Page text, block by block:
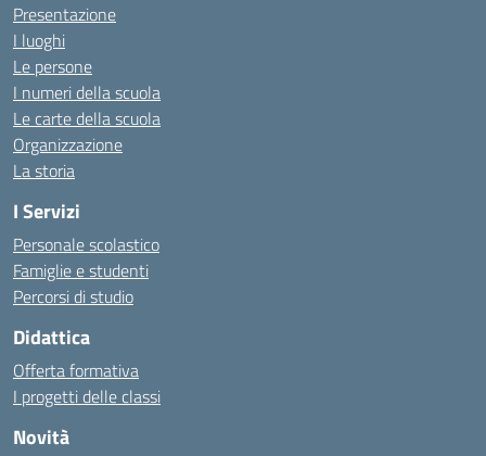
Presentazione
I luoghi
Le persone
I numeri della scuola
Le carte della scuola
Organizzazione
La storia
I Servizi
Personale scolastico
Famiglie e studenti
Percorsi di studio
Didattica
Offerta formativa
I progetti delle classi
Novità